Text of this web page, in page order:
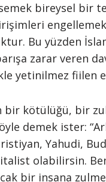
bireysel bir
Bu yüzden
zarar veren
yetinilmez fiilen
bir kötülüğü, bir
demek ister:
Yahudi,
olabilirsin.
bir insana